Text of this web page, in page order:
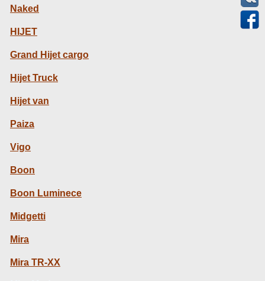
Naked
HIJET
Grand Hijet cargo
Hijet Truck
Hijet van
Paiza
Vigo
Boon
Boon Luminece
Midgetti
Mira
Mira TR-XX